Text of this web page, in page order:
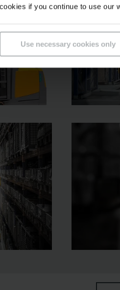
cookies if you continue to use our
Use necessary cookies only